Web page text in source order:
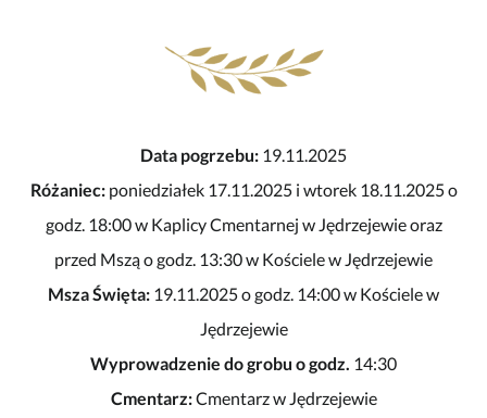
Data pogrzebu: 19.11.2025
Różaniec:poniedziałek 17.11.2025 i wtorek 18.11.2025 o
godz. 18:00 w Kaplicy Cmentarnej w Jędrzejewie oraz
przed Mszą o godz. 13:30 w Kościele w Jędrzejewie
Msza Święta: 19.11.2025 o godz. 14:00 w Kościele w
Jędrzejewie
Wyprowadzenie do grobu o godz. 14:30
Cmentarz:Cmentarz w Jędrzejewie